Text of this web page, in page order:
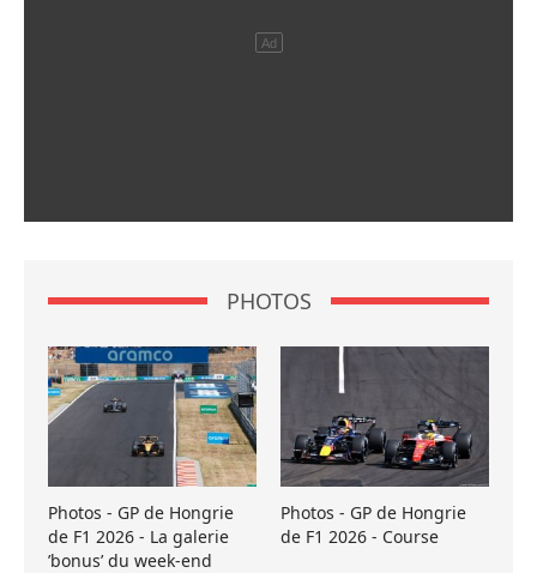
PHOTOS
Photos - GP de Hongrie
de F1 2026 - La galerie
’bonus’ du week-end
Photos - GP de Hongrie
de F1 2026 - Course